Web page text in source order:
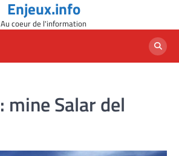
Enjeux.info
Au coeur de l'information
mine Salar del